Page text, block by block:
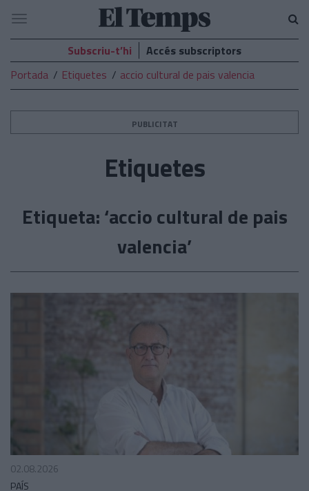
El
Temps
Navegació
Subscriu-t’hi
Accés subscriptors
Portada
Etiquetes accio cultural de pais valencia
PUBLICITAT
Etiquetes
Etiqueta: ‘accio cultural de pais
valencia’
02.08.2026
PAÍS